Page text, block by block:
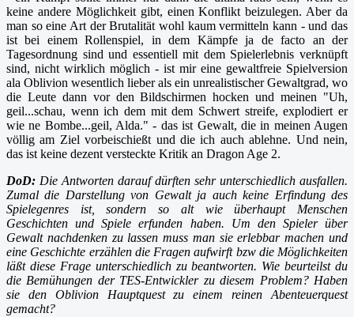
keine andere Möglichkeit gibt, einen Konflikt beizulegen. Aber da
man so eine Art der Brutalität wohl kaum vermitteln kann - und das
ist bei einem Rollenspiel, in dem Kämpfe ja de facto an der
Tagesordnung sind und essentiell mit dem Spielerlebnis verknüpft
sind, nicht wirklich möglich - ist mir eine gewaltfreie Spielversion
ala Oblivion wesentlich lieber als ein unrealistischer Gewaltgrad, wo
die Leute dann vor den Bildschirmen hocken und meinen "Uh,
geil...schau, wenn ich dem mit dem Schwert streife, explodiert er
wie ne Bombe...geil, Alda." - das ist Gewalt, die in meinen Augen
völlig am Ziel vorbeischießt und die ich auch ablehne. Und nein,
das ist keine dezent versteckte Kritik an Dragon Age 2.
DoD: Die Antworten darauf dürften sehr unterschiedlich ausfallen.
Zumal die Darstellung von Gewalt ja auch keine Erfindung des
Spielegenres ist, sondern so alt wie überhaupt Menschen
Geschichten und Spiele erfunden haben. Um den Spieler über
Gewalt nachdenken zu lassen muss man sie erlebbar machen und
eine Geschichte erzählen die Fragen aufwirft bzw die Möglichkeiten
läßt diese Frage unterschiedlich zu beantworten. Wie beurteilst du
die Bemühungen der TES-Entwickler zu diesem Problem? Haben
sie den Oblivion Hauptquest zu einem reinen Abenteuerquest
gemacht?